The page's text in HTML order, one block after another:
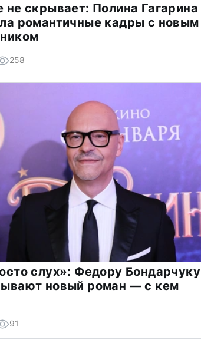
не скрывает: Полина Гагарина
романтичные кадры с новым
258
слух»: Федору Бондарчуку
новый роман — с кем
91